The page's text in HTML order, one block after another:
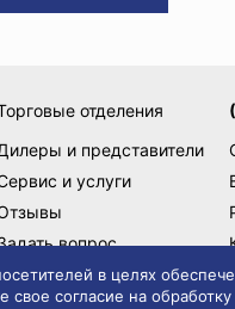
в целях
свое согласие на
отделения
и представители
и услуги
вопрос